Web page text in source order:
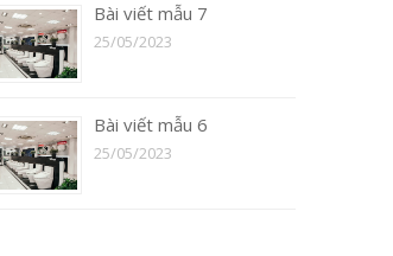
Bài viết mẫu 7
25/05/2023
Bài viết mẫu 6
25/05/2023